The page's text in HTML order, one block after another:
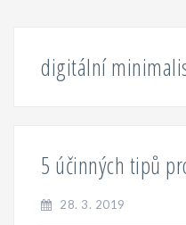
digitální
5 účinných tipů
28. 3. 2019